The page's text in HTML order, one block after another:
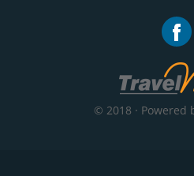
© 2018 · Powered